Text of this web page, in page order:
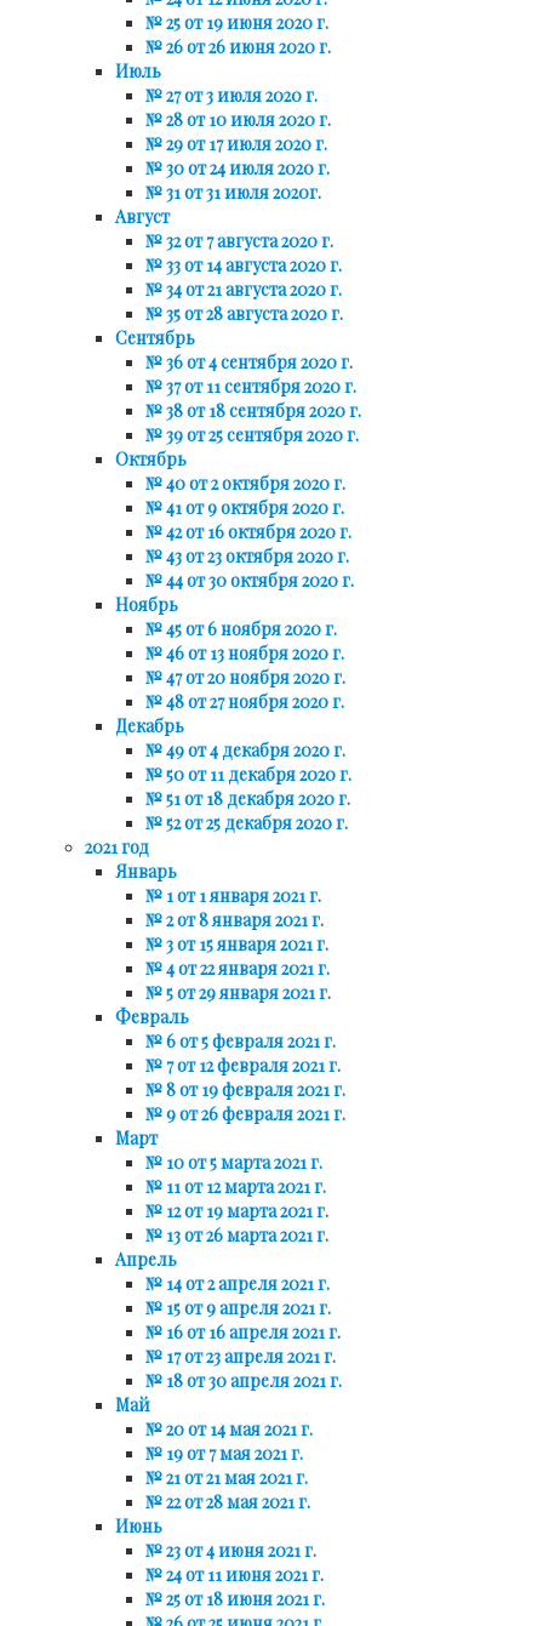
№ 25 от 19 июня 2020 г.
№ 26 от 26 июня 2020 г.
Июль
№ 27 от 3 июля 2020 г.
№ 28 от 10 июля 2020 г.
№ 29 от 17 июля 2020 г.
№ 30 от 24 июля 2020 г.
№ 31 от 31 июля 2020г.
Август
№ 32 от 7 августа 2020 г.
№ 33 от 14 августа 2020 г.
№ 34 от 21 августа 2020 г.
№ 35 от 28 августа 2020 г.
Сентябрь
№ 36 от 4 сентября 2020 г.
№ 37 от 11 сентября 2020 г.
№ 38 от 18 сентября 2020 г.
№ 39 от 25 сентября 2020 г.
Октябрь
№ 40 от 2 октября 2020 г.
№ 41 от 9 октября 2020 г.
№ 42 от 16 октября 2020 г.
№ 43 от 23 октября 2020 г.
№ 44 от 30 октября 2020 г.
Ноябрь
№ 45 от 6 ноября 2020 г.
№ 46 от 13 ноября 2020 г.
№ 47 от 20 ноября 2020 г.
№ 48 от 27 ноября 2020 г.
Декабрь
№ 49 от 4 декабря 2020 г.
№ 50 от 11 декабря 2020 г.
№ 51 от 18 декабря 2020 г.
№ 52 от 25 декабря 2020 г.
2021 год
Январь
№ 1 от 1 января 2021 г.
№ 2 от 8 января 2021 г.
№ 3 от 15 января 2021 г.
№ 4 от 22 января 2021 г.
№ 5 от 29 января 2021 г.
Февраль
№ 6 от 5 февраля 2021 г.
№ 7 от 12 февраля 2021 г.
№ 8 от 19 февраля 2021 г.
№ 9 от 26 февраля 2021 г.
Март
№ 10 от 5 марта 2021 г.
№ 11 от 12 марта 2021 г.
№ 12 от 19 марта 2021 г.
№ 13 от 26 марта 2021 г.
Апрель
№ 14 от 2 апреля 2021 г.
№ 15 от 9 апреля 2021 г.
№ 16 от 16 апреля 2021 г.
№ 17 от 23 апреля 2021 г.
№ 18 от 30 апреля 2021 г.
Май
№ 20 от 14 мая 2021 г.
№ 19 от 7 мая 2021 г.
№ 21 от 21 мая 2021 г.
№ 22 от 28 мая 2021 г.
Июнь
№ 23 от 4 июня 2021 г.
№ 24 от 11 июня 2021 г.
№ 25 от 18 июня 2021 г.